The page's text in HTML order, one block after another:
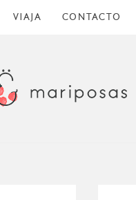
VIAJA CONTACTO